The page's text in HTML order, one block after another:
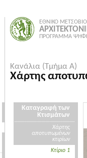
ΕΘΝΙΚΟ
ΠΡΟΓΡΑΜΜΑ
Κανάλια (Τμήμα Α)
Χάρτης
Καταγραφή των
Κτισμάτων
Χάρτης
αποτυπωμένων
κτιρίων
Κτίριο 1